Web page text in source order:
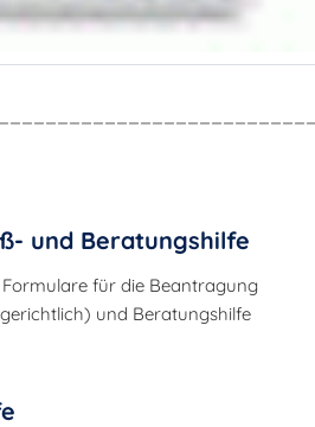
und Beratungshilfe
für die Beantragung
und Beratungshilfe